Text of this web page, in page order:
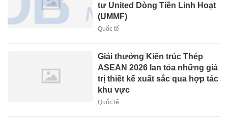
tư United Dòng Tiền Linh Hoạt
(UMMF)
Quốc tế
Giải thưởng Kiến trúc Thép
ASEAN 2026 lan tỏa những giá
trị thiết kế xuất sắc qua hợp tác
khu vực
Quốc tế